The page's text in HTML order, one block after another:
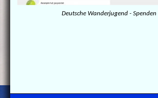
Deutsche Wanderjugend - Spenden